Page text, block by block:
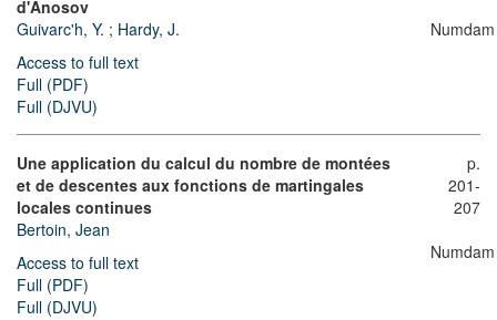
d'Anosov
Guivarc'h, Y. ; Hardy, J.
Access to full text
Full (PDF)
Full (DJVU)
Numdam
Une application du calcul du nombre de montées
et de descentes aux fonctions de martingales
locales continues
Bertoin, Jean
Access to full text
Full (PDF)
Full (DJVU)
p.
201-
207
Numdam